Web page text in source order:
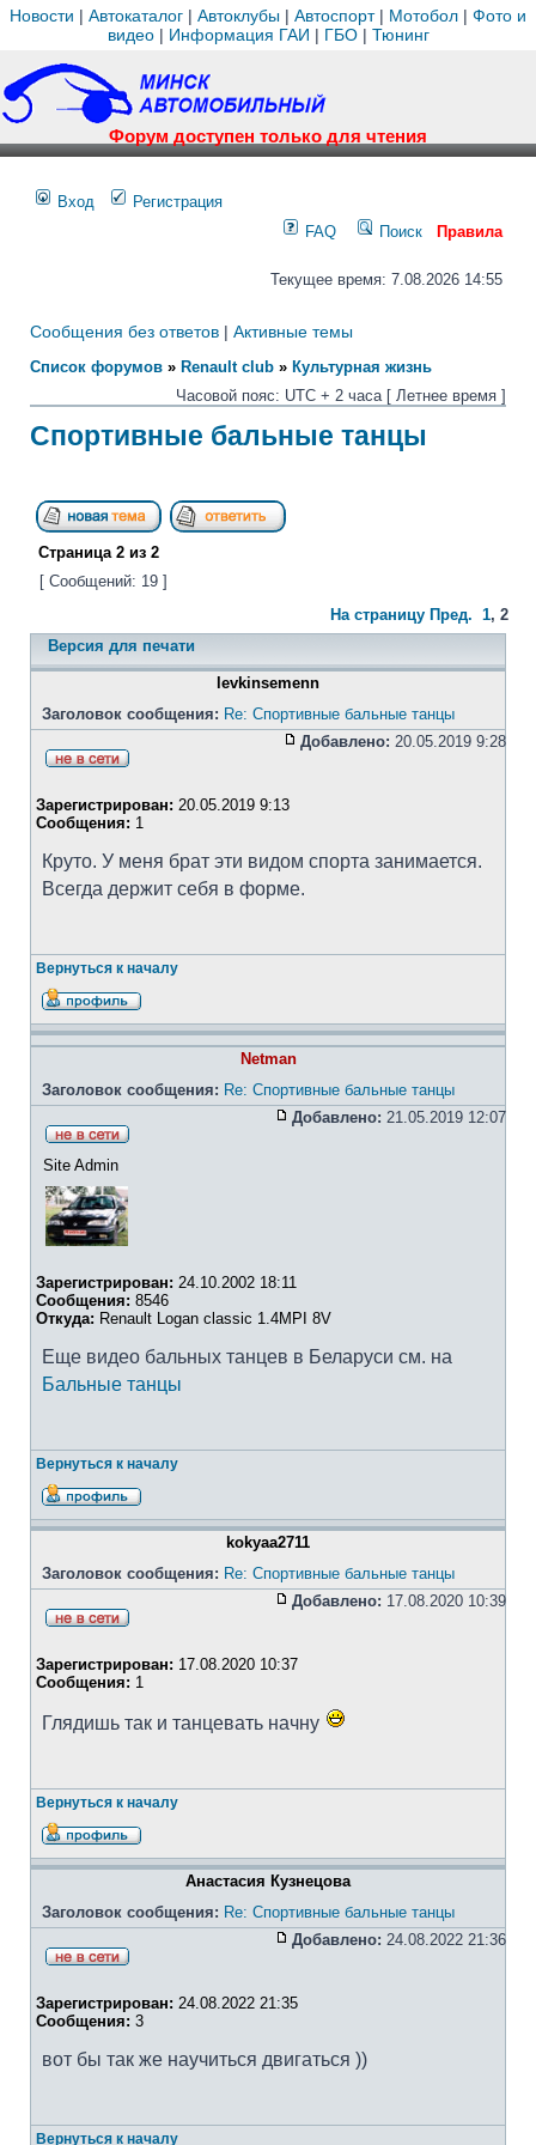
Новости | Автокаталог | Автоклубы | Автоспорт| Мотобол | Фото и
видео| Информация ГАИ | ГБО| Тюнинг
Форум доступен только для чтения
Вход
Регистрация
FAQ
Поиск Правила
Текущее время: 7.08.2026 14:55
Сообщения без ответов | Активные темы
Список форумов » Renault club » Культурная жизнь
Часовой пояс: UTC + 2 часа [ Летнее время ]
Спортивные бальные танцы
Страница 2 из 2
[ Сообщений: 19 ]
На страницу Пред. 1, 2
Версия для печати
levkinsemenn
Заголовок сообщения: Re: Спортивные бальные танцы
Добавлено: 20.05.2019 9:28
Зарегистрирован: 20.05.2019 9:13
Сообщения: 1
Круто. У меня брат эти видом спорта занимается.
Всегда держит себя в форме.
Вернуться к началу
Netman
Заголовок сообщения: Re: Спортивные бальные танцы
Добавлено: 21.05.2019 12:07
Site Admin
Зарегистрирован: 24.10.2002 18:11
Сообщения: 8546
Откуда: Renault Logan classic 1.4MPI 8V
Еще видео бальных танцев в Беларуси см. на
Бальные танцы
Вернуться к началу
kokyaa2711
Заголовок сообщения: Re: Спортивные бальные танцы
Добавлено: 17.08.2020 10:39
Зарегистрирован: 17.08.2020 10:37
Сообщения: 1
Глядишь так и танцевать начну
Вернуться к началу
Анастасия Кузнецова
Заголовок сообщения: Re: Спортивные бальные танцы
Добавлено: 24.08.2022 21:36
Зарегистрирован: 24.08.2022 21:35
Сообщения: 3
вот бы так же научиться двигаться ))
Вернуться к началу